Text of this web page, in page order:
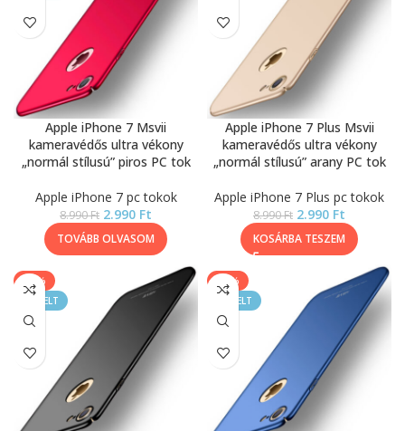
Apple iPhone 7 Msvii
kameravédős ultra vékony
„normál stílusú” piros PC tok
Apple iPhone 7 pc tokok
8.990Ft 2.990 Ft
TOVÁBB OLVASOM
Apple iPhone 7 Plus Msvii
kameravédős ultra vékony
„normál stílusú” arany PC tok
Apple iPhone 7 Plus pc tokok
8.990Ft 2.990 Ft
KOSÁRBA TESZEM
-67%
KIEMELT
-67%
KIEMELT